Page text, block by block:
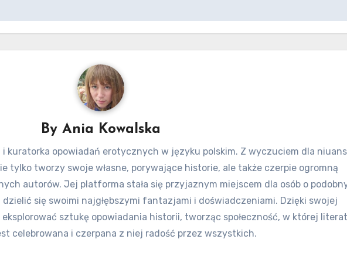
ByAnia Kowalska
i kuratorka opowiadań erotycznych w języku polskim. Z wyczuciem dla
tylko tworzy swoje własne, porywające historie, ale także czerpie ogromną
autorów. Jej platforma stała się przyjaznym miejscem dla osób o
się swoimi najgłębszymi fantazjami i doświadczeniami. Dzięki swojej
sztukę opowiadania historii, tworząc społeczność, w której
celebrowana i czerpana z niej radość przez wszystkich.